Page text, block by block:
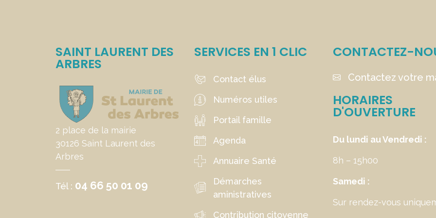
SAINT LAURENT DES
ARBRES
2 place de la mairie
30126 Saint Laurent des
Arbres
Tél : 04 66 50 01 09
SERVICES EN 1 CLIC
Contact élus
Numéros utiles
Portail famille
Agenda
Annuaire Santé
Démarches
aministratives
Contribution citoyenne
CONTACTEZ-
Contactez votre
HORAIRES
D'OUVERTURE
Du lundi au Vendredi :
8h – 15h00
Samedi :
Sur rendez-vous